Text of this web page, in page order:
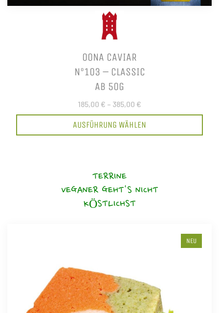
OONA CAVIAR
N°103 – CLASSIC
AB 50G
185,00 € – 385,00 €
AUSFÜHRUNG WÄHLEN
TERRINE
VEGANER GEHT'S NICHT
KÖSTLICHST
NEU